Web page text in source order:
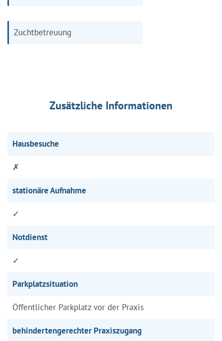
Zuchtbetreuung
Zusätzliche Informationen
Hausbesuche
✗
stationäre Aufnahme
✓
Notdienst
✓
Parkplatzsituation
Öffentlicher Parkplatz vor der Praxis
behindertengerechter Praxiszugang